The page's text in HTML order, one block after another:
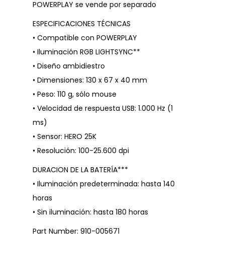
POWERPLAY se vende por separado
ESPECIFICACIONES TÉCNICAS
• Compatible con POWERPLAY
• Iluminación RGB LIGHTSYNC**
• Diseño ambidiestro
• Dimensiones: 130 x 67 x 40 mm
• Peso: 110 g, sólo mouse
• Velocidad de respuesta USB: 1.000 Hz (1
ms)
• Sensor: HERO 25K
• Resolución: 100-25.600 dpi
DURACION DE LA BATERÍA***
• Iluminación predeterminada: hasta 140
horas
• Sin iluminación: hasta 180 horas
Part Number: 910-005671